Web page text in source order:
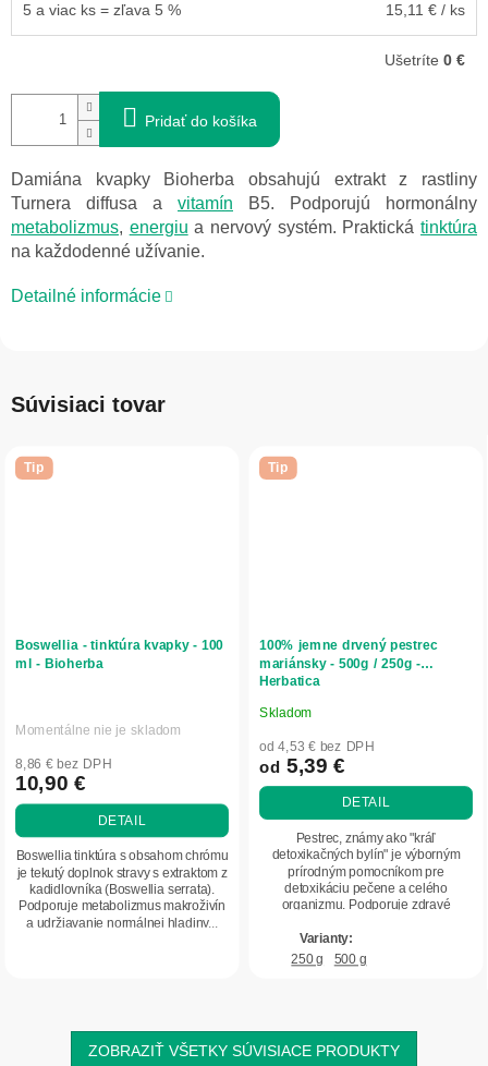
5 a viac ks = zľava 5 % 15,11 € / ks
Ušetríte 0 €
Pridať do košíka
Damiána kvapky Bioherba obsahujú extrakt z rastliny
Turnera diffusa a vitamín B5. Podporujú hormonálny
metabolizmus, energiu a nervový systém. Praktickátinktúra
na každodenné užívanie.
Detailné informácie
Súvisiaci tovar
Tip
Boswellia - tinktúra kvapky - 100
ml - Bioherba
Momentálne nie je skladom
8,86 € bez DPH
10,90 €
DETAIL
Boswellia tinktúra s obsahom chrómu
je tekutý doplnok stravy s extraktom z
kadidlovníka (Boswellia serrata).
Podporuje metabolizmus makroživín
a udržiavanie normálnej hladiny...
Tip
100% jemne drvený pestrec
mariánsky - 500g / 250g -
Herbatica
Priemerné
hodnotenie
produktu
je
hviezdičiek.
Skladom
od 4,53 € bez DPH
od 5,39 €
DETAIL
Pestrec, známy ako "kráľ
detoxikačných bylín" je výborným
prírodným pomocníkom pre
detoxikáciu pečene a celého
organizmu. Podporuje zdravé
250 g 500 g
ZOBRAZIŤ VŠETKY SÚVISIACE PRODUKTY